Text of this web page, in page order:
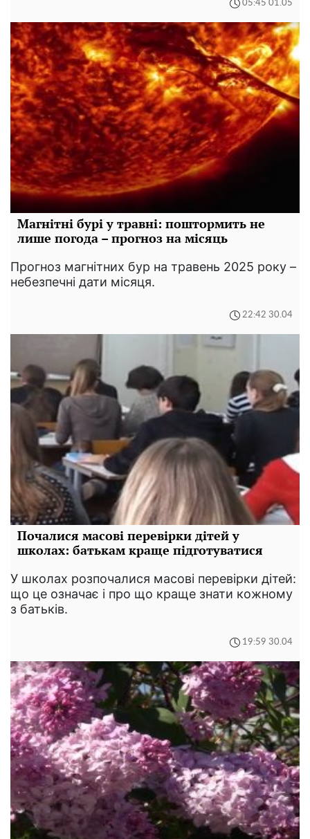
05:45 01.05
Магнітні бурі у травні: поштормить не
лише погода – прогноз на місяць
Прогноз магнітних бур на травень 2025 року –
небезпечні дати місяця.
22:42 30.04
Почалися масові перевірки дітей у
школах: батькам краще підготуватися
У школах розпочалися масові перевірки дітей:
що це означає і про що краще знати кожному
з батьків.
19:59 30.04